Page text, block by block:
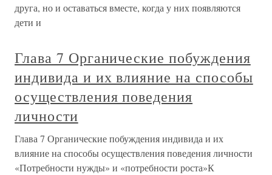
друга, но и оставаться вместе, когда у них появляются
дети и
Глава 7 Органические побуждения
индивида и их влияние на способы
осуществления поведения
личности
Глава 7 Органические побуждения индивида и их
влияние на способы осуществления поведения личности
«Потребности нужды» и «потребности роста»К